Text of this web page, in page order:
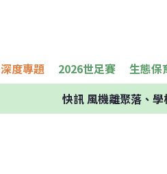
深度專題 2026世足賽 生態保
快訊風機離聚落、